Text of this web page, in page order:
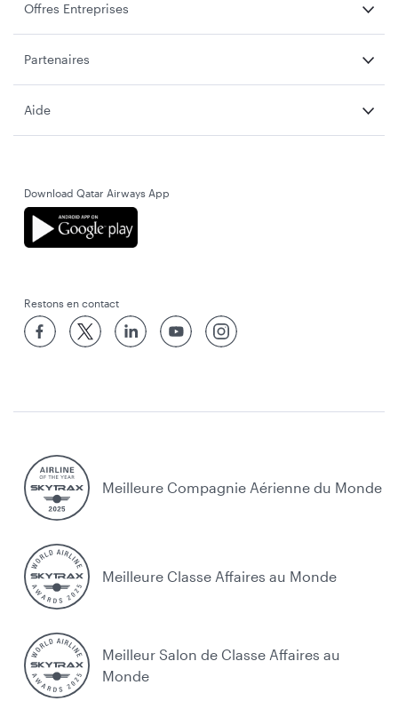
Offres Entreprises
Partenaires
Aide
Download Qatar Airways App
Restons en contact
Meilleure Compagnie Aérienne du Monde
Meilleure Classe Affaires au Monde
Meilleur Salon de Classe Affaires au
Monde